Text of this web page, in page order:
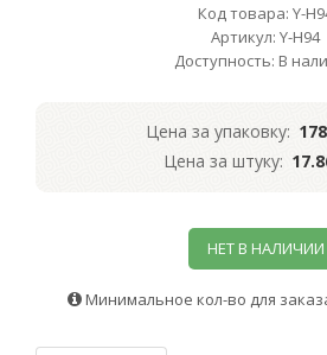
Код товара: Y-
Артикул: Y-H94
Доступность: В
Цена за упаковку:
Цена за штуку:
НЕТ В НАЛИЧИИ
Минимальное кол-во для